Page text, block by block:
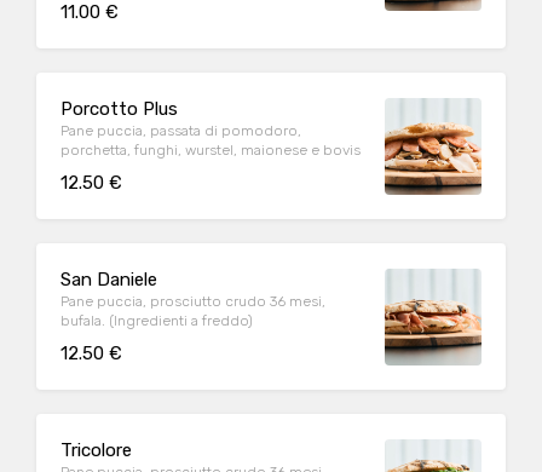
11.00 €
Porcotto Plus
Pane puccia, passata di pomodoro,
porchetta, funghi, wurstel, maionese e bovis
12.50 €
San Daniele
Pane puccia, prosciutto crudo 36 mesi,
bufala. (Ingredienti a freddo)
12.50 €
Tricolore